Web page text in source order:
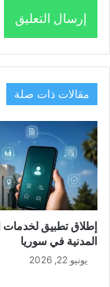
مقالات ذات صلة
إطلاق تطبيق لخدمات
المدنية في سوريا
يونيو 22, 2026